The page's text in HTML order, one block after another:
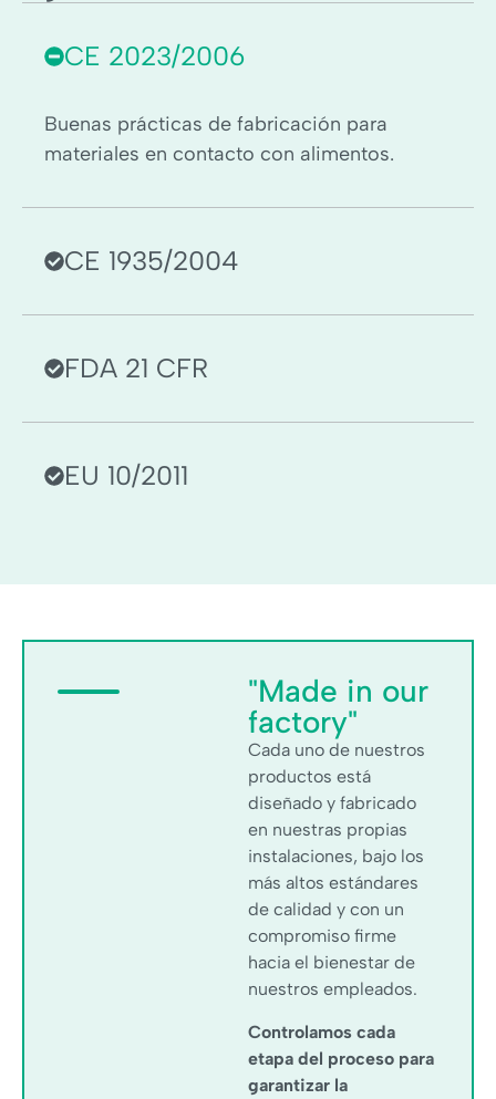
CE 2023/2006
Buenas prácticas de fabricación para
materiales en contacto con alimentos.
CE 1935/2004
FDA 21 CFR
EU 10/2011
"Made in our
factory"
Cada uno de nuestros
productos está
diseñado y fabricado
en nuestras propias
instalaciones, bajo los
más altos estándares
de calidad y con un
compromiso firme
hacia el bienestar de
nuestros empleados.
Controlamos cada
etapa del proceso para
garantizar la